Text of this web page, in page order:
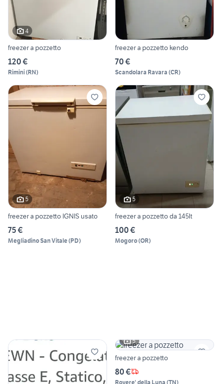
4
freezer a pozzetto
120 €
Rimini(RN)
freezer a pozzetto kendo
70 €
Scandolara Ravara (CR)
5
freezer a pozzetto IGNIS usato
75 €
Megliadino San Vitale(PD)
5
freezer a pozzetto da 145lt
100 €
Mogoro(OR)
5
freezer a pozzetto
80 €
Rovere' della Luna (TN)